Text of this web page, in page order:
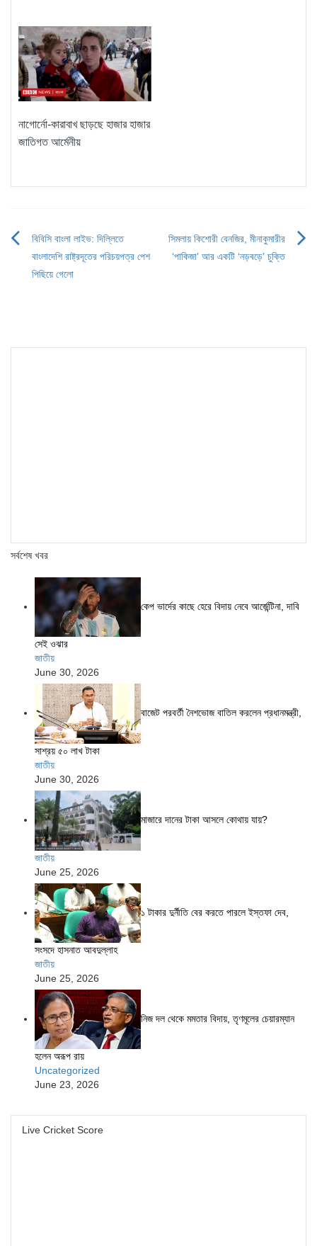
নাগোর্নো-কারাবাখ ছাড়ছে হাজার হাজার
জাতিগত আর্মেনীয়
Post
navigation
বিবিসি বাংলা লাইভ: দিল্লিতে
বাংলাদেশি রাষ্ট্রদূতের পরিচয়পত্র পেশ
পিছিয়ে গেলো
সিমলায় কিশোরী বেনজির, মীনাকুমারীর
‘পাকিজা’ আর একটি ‘নড়বড়ে’ চুক্তি
সর্বশেষ খবর
কেপ ভার্দের কাছে হেরে বিদায় নেবে আর্জেন্টিনা, দাবি
সেই ওঝার
জাতীয়
June 30, 2026
বাজেট পরবর্তী নৈশভোজ বাতিল করলেন প্রধানমন্ত্রী,
সাশ্রয় ৫০ লাখ টাকা
জাতীয়
June 30, 2026
মাজারে দানের টাকা আসলে কোথায় যায়?
জাতীয়
June 25, 2026
১ টাকার দুর্নীতি বের করতে পারলে ইস্তফা দেব,
সংসদে হাসনাত আবদুল্লাহ
জাতীয়
June 25, 2026
নিজ দল থেকে মমতার বিদায়, তৃণমূলের চেয়ারম্যান
হলেন অরূপ রায়
Uncategorized
June 23, 2026
Live Cricket Score